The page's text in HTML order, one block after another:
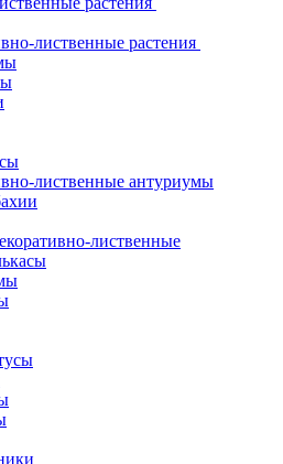
лиственные растения
лиственные антуриумы
лиственные